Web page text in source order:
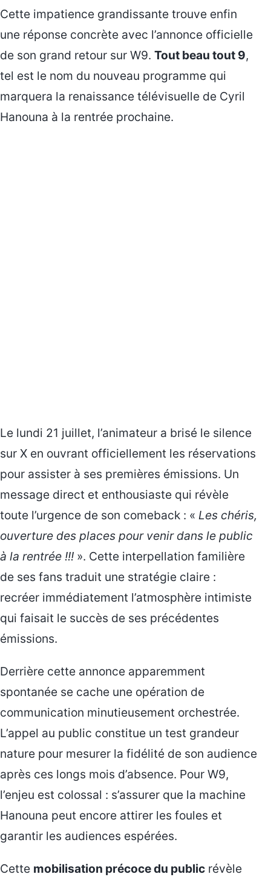
Cette impatience grandissante trouve enfin
une réponse concrète avec l’annonce officielle
de son grand retour sur W9. Tout beau tout 9,
tel est le nom du nouveau programme qui
marquera la renaissance télévisuelle de Cyril
Hanouna à la rentrée prochaine.
Le lundi 21 juillet, l’animateur a brisé le silence
sur X en ouvrant officiellement les réservations
pour assister à ses premières émissions. Un
message direct et enthousiaste qui révèle
toute l’urgence de son comeback : « Les chéris,
ouverture des places pour venir dans le public
à la rentrée !!! ». Cette interpellation familière
de ses fans traduit une stratégie claire :
recréer immédiatement l’atmosphère intimiste
qui faisait le succès de ses précédentes
émissions.
Derrière cette annonce apparemment
spontanée se cache une opération de
communication minutieusement orchestrée.
L’appel au public constitue un test grandeur
nature pour mesurer la fidélité de son audience
après ces longs mois d’absence. Pour W9,
l’enjeu est colossal : s’assurer que la machine
Hanouna peut encore attirer les foules et
garantir les audiences espérées.
Cette mobilisation précoce du public révèle